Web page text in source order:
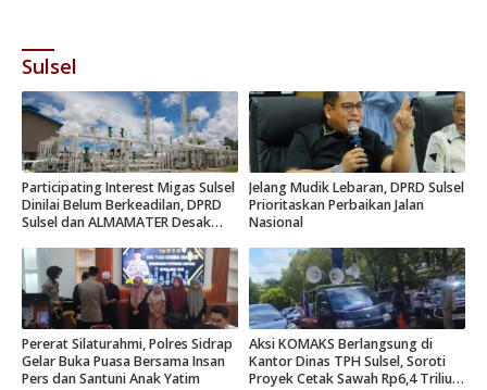
Sulsel
Participating Interest Migas Sulsel
Dinilai Belum Berkeadilan, DPRD
Sulsel dan ALMAMATER Desak
Jelang Mudik Lebaran, DPRD Sulsel
Prioritaskan Perbaikan Jalan
Nasional
Pererat Silaturahmi, Polres Sidrap
Gelar Buka Puasa Bersama Insan
Pers dan Santuni Anak Yatim
Aksi KOMAKS Berlangsung di
Kantor Dinas TPH Sulsel, Soroti
Proyek Cetak Sawah Rp6,4 Triliun